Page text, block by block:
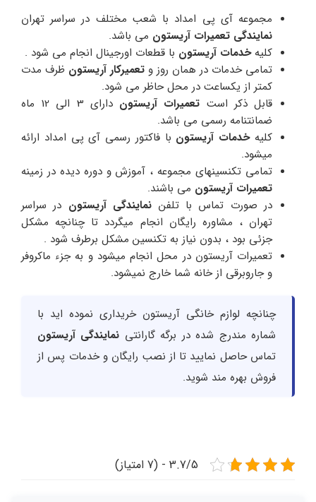
مجموعه آی پی امداد با شعب مختلف در سراسر تهران
نمایندگی تعمیرات آریستون می باشد.
کلیهخدمات آریستون با قطعات اورجینال انجام می شود .
تمامی خدمات در همان روز و تعمیرکار آریستون ظرف مدت
کمتر از یکساعت در محل حاظر می شود.
قابل ذکر است تعمیرات آریستون
دارای 3 الی 12 ماه
ضمانتنامه رسمی می باشد.
کلیهخدمات آریستون با فاکتور رسمی آی پی امداد ارائه
میشود.
تمامی تکنسینهای مجموعه ، آموزش و دوره دیده در زمینه
تعمیرات آریستون می باشند.
در صورت تماس با تلفن نمایندگی آریستون در سراسر
تهران ، مشاوره رایگان انجام میگردد تا چنانچه مشکل
جزئی بود ، بدون نیاز به تکنسین مشکل برطرف شود .
تعمیرات آریستون در محل انجام میشود و به جزء ماکروفر
و جاروبرقی از خانه شما خارج نمیشود.
چنانچه لوازم خانگی آریستون خریداری نموده اید با
شماره مندرج شده در برگه گارانتی نمایندگی آریستون
تماس حاصل نمایید تا از نصب رایگان و خدمات پس از
فروش بهره مند شوید.
3.7/5 - (7 امتیاز)